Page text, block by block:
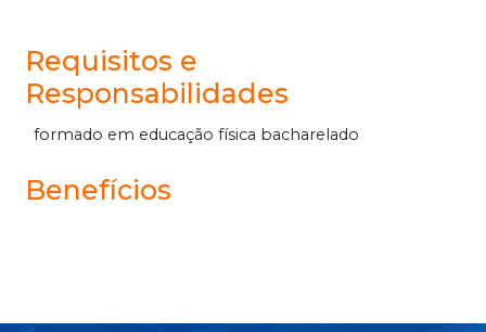
Requisitos e
Responsabilidades
formado em educação física bacharelado
Benefícios